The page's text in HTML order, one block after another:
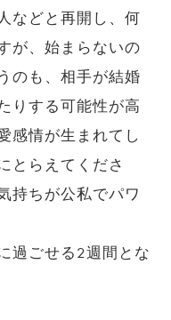
などと再開し、何
が、始まらないの
のも、相手が結婚
りする可能性が高
感情が生まれてし
とらえてくださ
持ちが公私でパワ
過ごせる2週間とな